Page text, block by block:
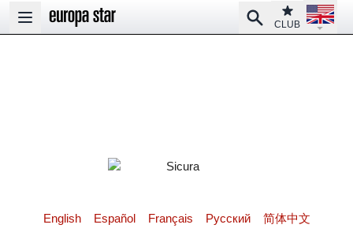
Open main menu
SearchClub
CLUB
Open
English Español Français Pусский 简体中文